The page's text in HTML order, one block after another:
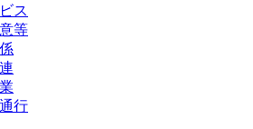
ス
等
行